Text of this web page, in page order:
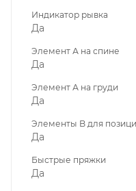
Индикатор рывка
Да
Элемент А на спине
Да
Элемент А на груди
Да
Элементы B для
Да
Быстрые пряжки
Да